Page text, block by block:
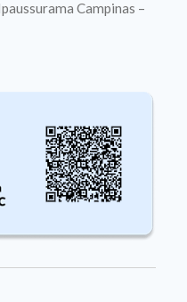
Campinas –